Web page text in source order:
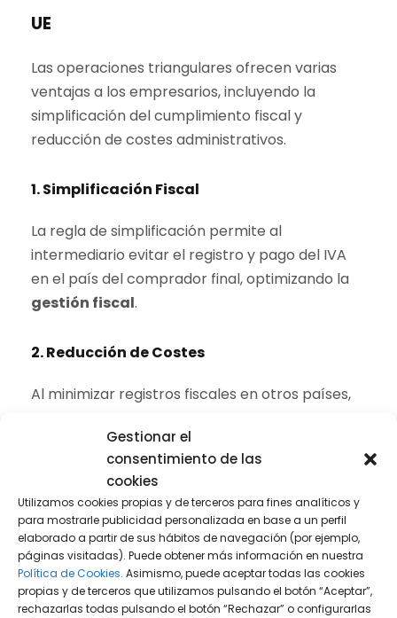
Gestionar el
consentimiento de las
cookies
Utilizamos cookies propias y de terceros para fines analíticos y
para mostrarle publicidad personalizada en base a un perfil
elaborado a partir de sus hábitos de navegación (por ejemplo,
páginas visitadas). Puede obtener más información en nuestra
Política de Cookies. Asimismo, puede aceptar todas las cookies
propias y de terceros que utilizamos pulsando el botón “Aceptar”,
rechazarlas todas pulsando el botón “Rechazar” o configurarlas
UE
Las operaciones triangulares ofrecen varias
ventajas a los empresarios, incluyendo la
simplificación del cumplimiento fiscal y
reducción de costes administrativos.
1. Simplificación Fiscal
La regla de simplificación permite al
intermediario evitar el registro y pago del IVA
en el país del comprador final, optimizando la
gestión fiscal.
2. Reducción de Costes
Al minimizar registros fiscales en otros países,
los costes administrativos y permiten
flujo de efectivo.
3. Mayor Competitividad Internacional
La simplificación del proceso permite a las
empresas competir en el mercado
internacional sin costos fiscales elevados,